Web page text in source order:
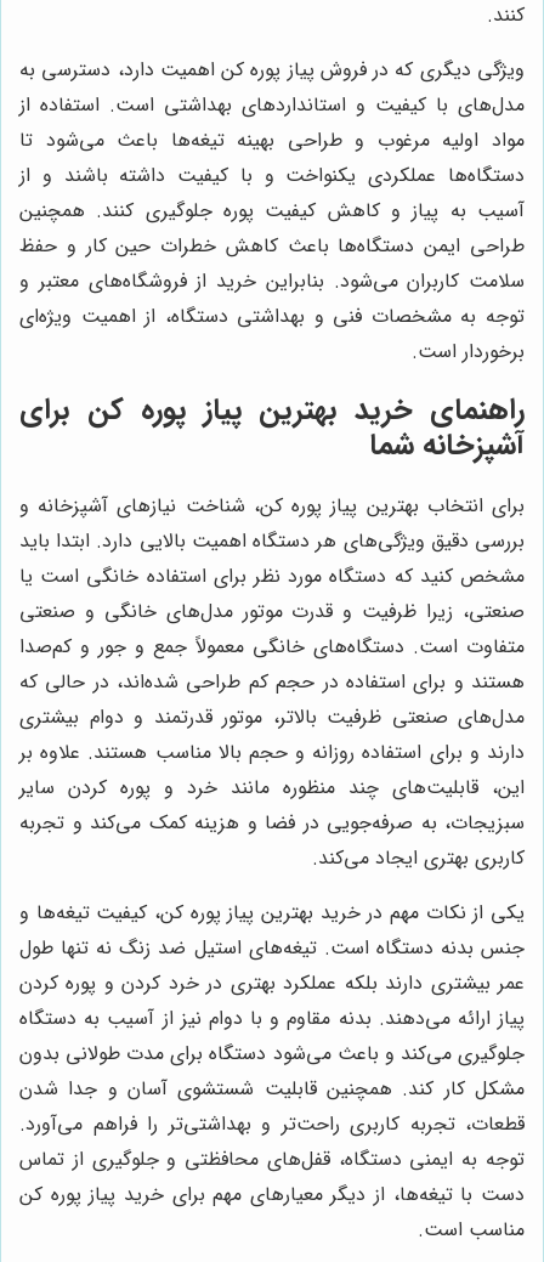
کنند.
ویژگی دیگری که در فروش پیاز پوره کن اهمیت دارد، دسترسی به
مدل‌های با کیفیت و استانداردهای بهداشتی است. استفاده از
مواد اولیه مرغوب و طراحی بهینه تیغه‌ها باعث می‌شود تا
دستگاه‌ها عملکردی یکنواخت و با کیفیت داشته باشند و از
آسیب به پیاز و کاهش کیفیت پوره جلوگیری کنند. همچنین
طراحی ایمن دستگاه‌ها باعث کاهش خطرات حین کار و حفظ
سلامت کاربران می‌شود. بنابراین خرید از فروشگاه‌های معتبر و
توجه به مشخصات فنی و بهداشتی دستگاه، از اهمیت ویژه‌ای
برخوردار است.
راهنمای خرید بهترین پیاز پوره کن برای
آشپزخانه شما
برای انتخاب بهترین پیاز پوره کن، شناخت نیازهای آشپزخانه و
بررسی دقیق ویژگی‌های هر دستگاه اهمیت بالایی دارد. ابتدا باید
مشخص کنید که دستگاه مورد نظر برای استفاده خانگی است یا
صنعتی، زیرا ظرفیت و قدرت موتور مدل‌های خانگی و صنعتی
متفاوت است. دستگاه‌های خانگی معمولاً جمع و جور و کم‌صدا
هستند و برای استفاده در حجم کم طراحی شده‌اند، در حالی که
مدل‌های صنعتی ظرفیت بالاتر، موتور قدرتمند و دوام بیشتری
دارند و برای استفاده روزانه و حجم بالا مناسب هستند. علاوه بر
این، قابلیت‌های چند منظوره مانند خرد و پوره کردن سایر
سبزیجات، به صرفه‌جویی در فضا و هزینه کمک می‌کند و تجربه
کاربری بهتری ایجاد می‌کند.
یکی از نکات مهم در خرید بهترین پیاز پوره کن، کیفیت تیغه‌ها و
جنس بدنه دستگاه است. تیغه‌های استیل ضد زنگ نه تنها طول
عمر بیشتری دارند بلکه عملکرد بهتری در خرد کردن و پوره کردن
پیاز ارائه می‌دهند. بدنه مقاوم و با دوام نیز از آسیب به دستگاه
جلوگیری می‌کند و باعث می‌شود دستگاه برای مدت طولانی بدون
مشکل کار کند. همچنین قابلیت شستشوی آسان و جدا شدن
قطعات، تجربه کاربری راحت‌تر و بهداشتی‌تر را فراهم می‌آورد.
توجه به ایمنی دستگاه، قفل‌های محافظتی و جلوگیری از تماس
دست با تیغه‌ها، از دیگر معیارهای مهم برای خرید پیاز پوره کن
مناسب است.